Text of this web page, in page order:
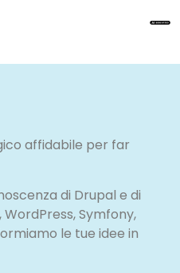
affidabile per far
di Drupal e di
Symfony,
le tue idee in